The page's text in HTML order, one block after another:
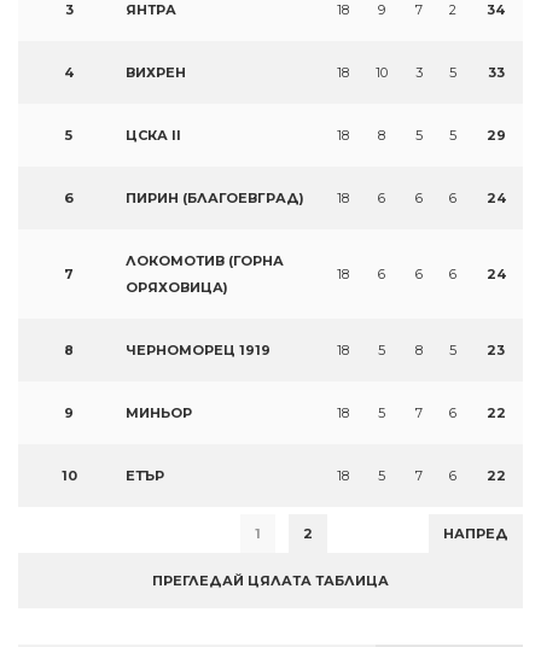
3 ЯНТРА 18 9 7 2 34
4 ВИХРЕН 18 10 3 5 33
5 ЦСКА II 18 8 5 5 29
6 ПИРИН (БЛАГОЕВГРАД) 18 6 6 6 24
7
ЛОКОМОТИВ (ГОРНА
ОРЯХОВИЦА)
18 6 6 6 24
8 ЧЕРНОМОРЕЦ 1919 18 5 8 5 23
9 МИНЬОР 18 5 7 6 22
10 ЕТЪР 18 5 7 6 22
1 2 НАПРЕД
ПРЕГЛЕДАЙ ЦЯЛАТА ТАБЛИЦА